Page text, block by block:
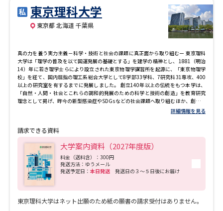
東京理科大学
東京都 北海道 千葉県
真の力を養う実力主義－科学・技術と社会の課題に真正面から取り組むー 東京理科
大学は「理学の普及を以て国運発展の基礎とする」を建学の精神とし、 1881（明治
14）年に若き理学士らにより設立された東京物理学講習所を起源に、「東京物理学
校」を経て、国内屈指の理工系総合大学として8学部33学科、7研究科31専攻、400
以上の研究室を有するまでに発展しました。 創立140年以上の伝統をもつ本学は、
「自然・人間・社会とこれらの調和的発展のための科学と技術の創造」を教育研究
理念として掲げ、昨今の新型感染症やSDGsなどの社会課題へ取り組むほか、創立以
来、真に実力を身に付けた学生のみを卒業させるという「実力主義」の伝統を貫
詳細情報を見る
請求できる資料
大学案内資料（2027年度版）
料金（送料含）：300円
発送方法：ゆうメール
発送予定日： 本日発送 発送日の３～５日後にお届け
東京理科大学はネット出願のため紙の願書の請求受付はありません。